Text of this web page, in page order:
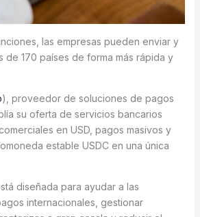
las empresas pueden enviar y
de 170 países de forma más rápida y
), proveedor de soluciones de pagos
su oferta de servicios bancarios
en USD, pagos masivos y
estable USDC en una única
diseñada para ayudar a las
internacionales, gestionar